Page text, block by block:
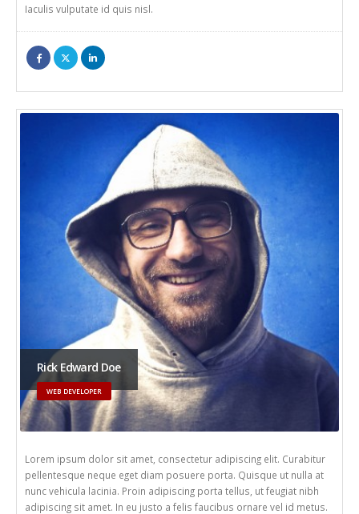
Iaculis vulputate id quis nisl.
Rick Edward Doe
WEB DEVELOPER
Lorem ipsum dolor sit amet, consectetur adipiscing elit. Curabitur
pellentesque neque eget diam posuere porta. Quisque ut nulla at
nunc vehicula lacinia. Proin adipiscing porta tellus, ut feugiat nibh
adipiscing sit amet. In eu justo a felis faucibus ornare vel id metus.